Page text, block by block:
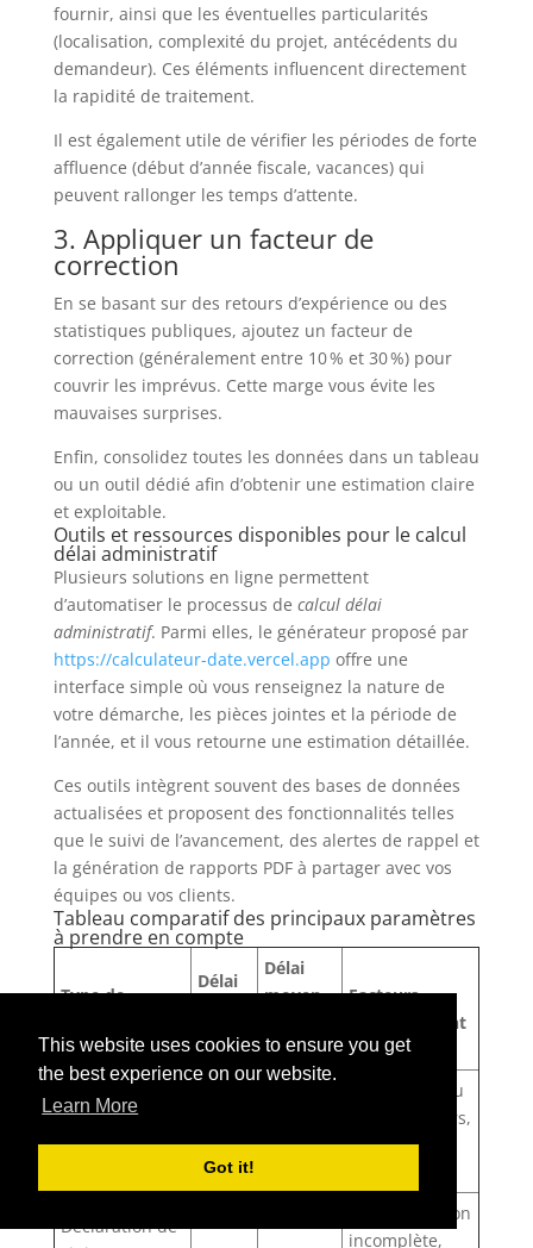
This website uses cookies to ensure you get
the best experience on our website.
Learn More
Got it!
fournir, ainsi que les éventuelles particularités
(localisation, complexité du projet, antécédents du
demandeur). Ces éléments influencent directement
la rapidité de traitement.
Il est également utile de vérifier les périodes de forte
affluence (début d’année fiscale, vacances) qui
peuvent rallonger les temps d’attente.
3. Appliquer un facteur de
correction
En se basant sur des retours d’expérience ou des
statistiques publiques, ajoutez un facteur de
correction (généralement entre 10 % et 30 %) pour
couvrir les imprévus. Cette marge vous évite les
mauvaises surprises.
Enfin, consolidez toutes les données dans un tableau
ou un outil dédié afin d’obtenir une estimation claire
et exploitable.
Outils et ressources disponibles pour le calcul
délai administratif
Plusieurs solutions en ligne permettent
d’automatiser le processus de calcul délai
administratif. Parmi elles, le générateur proposé par
https://calculateur-date.vercel.app offre une
interface simple où vous renseignez la nature de
votre démarche, les pièces jointes et la période de
l’année, et il vous retourne une estimation détaillée.
Ces outils intègrent souvent des bases de données
actualisées et proposent des fonctionnalités telles
que le suivi de l’avancement, des alertes de rappel et
la génération de rapports PDF à partager avec vos
équipes ou vos clients.
Tableau comparatif des principaux paramètres
à prendre en compte
Type de
Délai
(jours)
Délai
moyen
(jours)
Facteurs
d’allongement
Permis de
construire
Complexité du
projet, recours,
période
Déclaration de
Documentation
incomplète,